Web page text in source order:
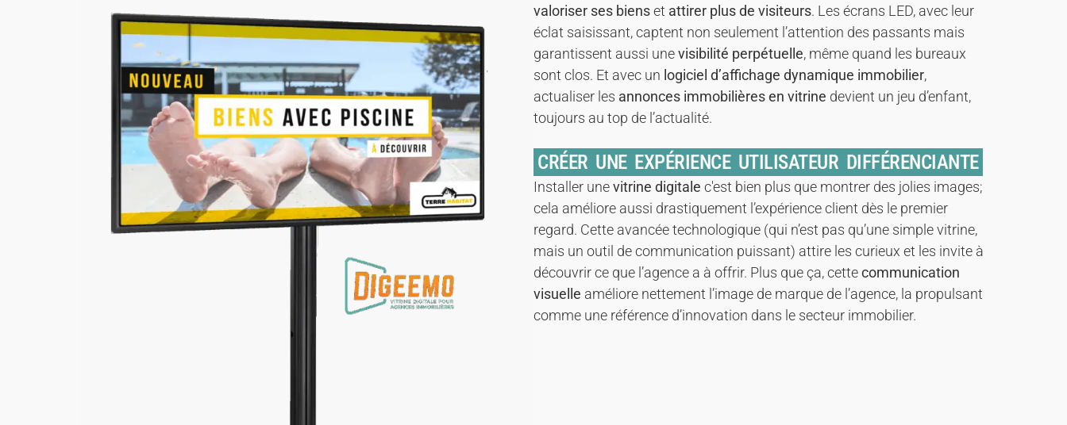
valoriser ses bienset attirer plus de visiteurs. Les écrans LED, avec leur
éclat saisissant, captent non seulement l’attention des passants mais
garantissent aussi unevisibilité perpétuelle, même quand les bureaux
sont clos. Et avec un logiciel d’affichage dynamique immobilier,
actualiser les annonces immobilières en vitrine devient un jeu d’enfant,
toujours au top de l’actualité.
CRÉER UNE EXPÉRIENCE UTILISATEUR DIFFÉRENCIANTE
Installer unevitrine digitale c'est bien plus que montrer des jolies images;
cela améliore aussi drastiquement l’expérience client dès le premier
regard. Cette avancée technologique (qui n’est pas qu’une simple vitrine,
mais un outil de communication puissant) attire les curieux et les invite à
découvrir ce que l’agence a à offrir. Plus que ça, cettecommunication
visuelle améliore nettement l’image de marque de l’agence, la propulsant
comme une référence d’innovation dans le secteur immobilier.